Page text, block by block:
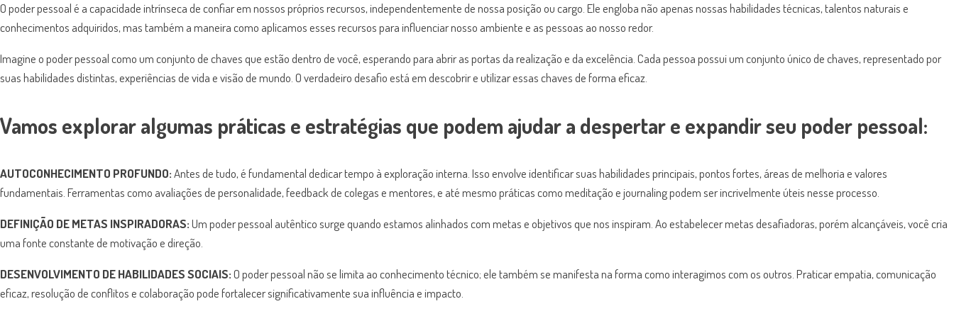
O poder pessoal é a capacidade intrínseca de confiar em nossos próprios recursos, independentemente de nossa posição ou cargo. Ele engloba não apenas nossas habilidades técnicas, talentos naturais e
conhecimentos adquiridos, mas também a maneira como aplicamos esses recursos para influenciar nosso ambiente e as pessoas ao nosso redor.
Imagine o poder pessoal como um conjunto de chaves que estão dentro de você, esperando para abrir as portas da realização e da excelência. Cada pessoa possui um conjunto único de chaves, representado por
suas habilidades distintas, experiências de vida e visão de mundo. O verdadeiro desafio está em descobrir e utilizar essas chaves de forma eficaz.
Vamos explorar algumas práticas e estratégias que podem ajudar a despertar e expandir seu poder pessoal:
AUTOCONHECIMENTO PROFUNDO:Antes de tudo, é fundamental dedicar tempo à exploração interna. Isso envolve identificar suas habilidades principais, pontos fortes, áreas de melhoria e valores
fundamentais. Ferramentas como avaliações de personalidade, feedback de colegas e mentores, e até mesmo práticas como meditação e journaling podem ser incrivelmente úteis nesse processo.
DEFINIÇÃO DE METAS INSPIRADORAS:Um poder pessoal autêntico surge quando estamos alinhados com metas e objetivos que nos inspiram. Ao estabelecer metas desafiadoras, porém alcançáveis, você cria
uma fonte constante de motivação e direção.
DESENVOLVIMENTO DE HABILIDADES SOCIAIS:O poder pessoal não se limita ao conhecimento técnico; ele também se manifesta na forma como interagimos com os outros. Praticar empatia, comunicação
eficaz, resolução de conflitos e colaboração pode fortalecer significativamente sua influência e impacto.